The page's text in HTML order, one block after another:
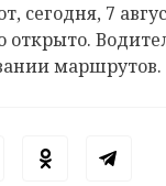
сегодня, 7
открыто.
маршрутов.